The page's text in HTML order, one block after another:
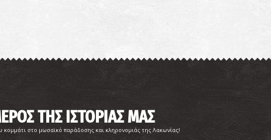
ΤΗΣ ΙΣΤΟΡΙΑΣ ΜΑΣ
κομμάτι στο μωσαϊκό παράδοσης και κληρονομιάς της Λακωνίας!